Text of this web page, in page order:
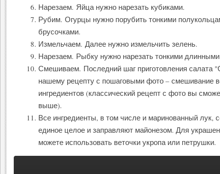
Нарезаем. Яйца нужно нарезать кубиками.
Рубим. Огурцы нужно порубить тонкими
брусочками.
Измельчаем. Далее нужно измельчить зелень.
Нарезаем. Рыбку нужно нарезать тонкими
Смешиваем. Последний шаг приготовления салата
нашему рецепту с пошаговыми фото – смешивание
ингредиентов (классический рецепт с фото вы
выше).
Все ингредиенты, в том числе и маринованный лук,
единое целое и заправляют майонезом. Для
можете использовать веточки укропа или петрушки.